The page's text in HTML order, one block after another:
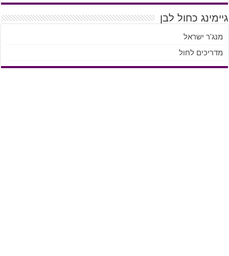
גיימינג כחול לבן
מנג'ר ישראל
מדריכים לחול